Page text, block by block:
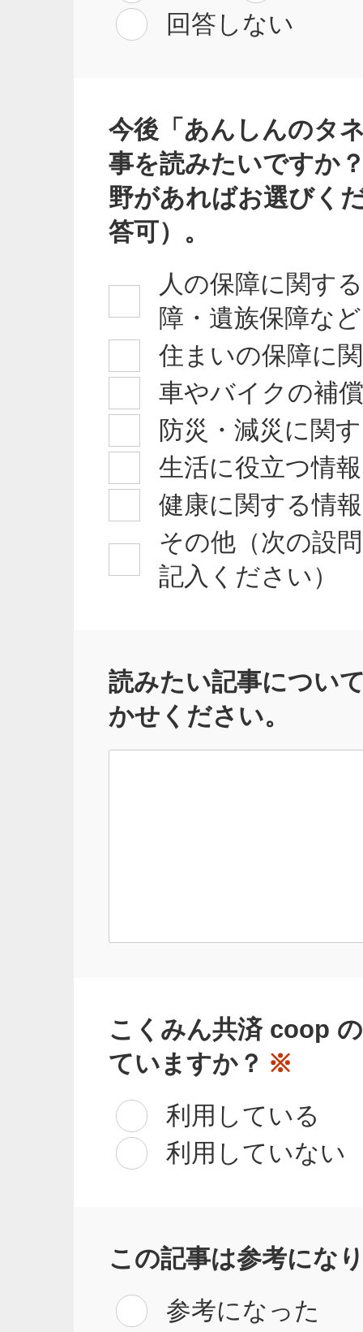
回答しない
今後「あんしんのタ
事を読みたいですか
野があればお選びく
答可）。
人の保障に関す
障・遺族保障な
住まいの保障に
車やバイクの補
防災・減災に関
生活に役立つ情
健康に関する情
その他（次の設
記入ください）
読みたい記事につい
かせください。
こくみん共済 coop
ていますか？ ※
利用している
利用していない
この記事は参考にな
参考になった